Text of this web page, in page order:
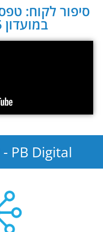
סיפור לקוח:
במועדון CLUB 365:
PB Digital - יתרונות עיקריים